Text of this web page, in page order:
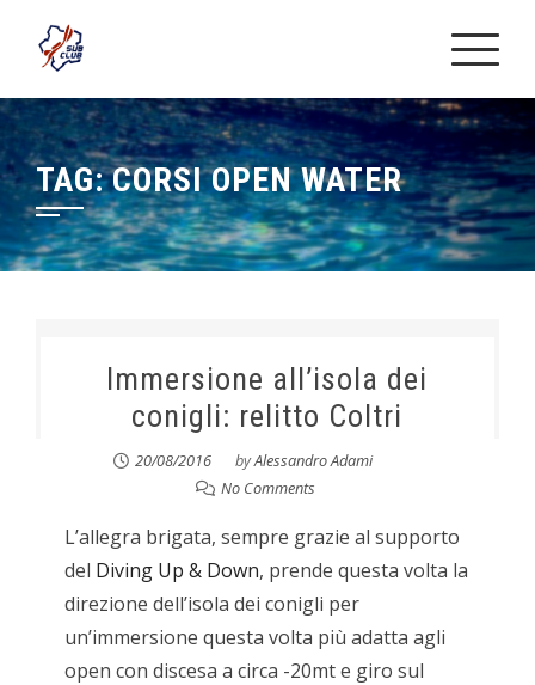
TAG:CORSI OPEN WATER
Immersione all’isola dei
conigli: relitto Coltri
20/08/2016 byAlessandro Adami
No Comments
L’allegra brigata, sempre grazie al supporto
del Diving Up & Down, prende questa volta la
direzione dell’isola dei conigli per
un’immersione questa volta più adatta agli
open con discesa a circa -20mt e giro sul